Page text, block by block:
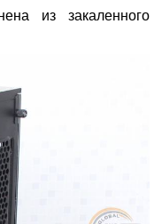
из закаленного